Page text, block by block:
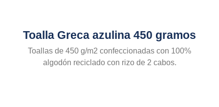
Toalla Greca azulina 450 gramos
Toallas de 450 g/m2 confeccionadas con 100%
algodón reciclado con rizo de 2 cabos.